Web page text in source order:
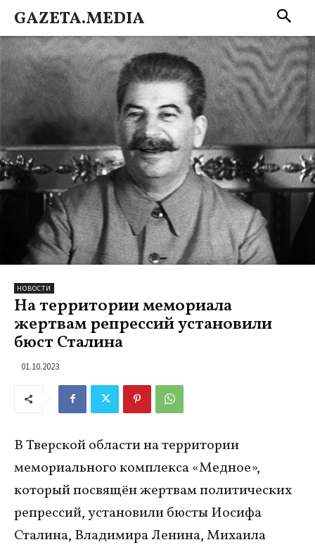
GAZETA.MEDIA
НОВОСТИ
На территории мемориала
жертвам репрессий установили
бюст Сталина
01.10.2023
В Тверской области на территории
мемориального комплекса «Медное»,
который посвящён жертвам политических
репрессий, установили бюсты Иосифа
Сталина, Владимира Ленина, Михаила